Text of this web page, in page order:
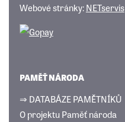
Webové stránky:NETservis
PAMĚŤ NÁRODA
⇒ DATABÁZE PAMĚTNÍKŮ
O projektu Paměť národa